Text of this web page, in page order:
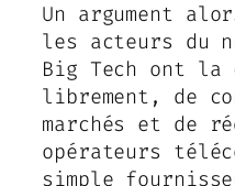
Un argument
les acteurs du
Big Tech ont la
librement, de
marchés et de
opérateurs
simple